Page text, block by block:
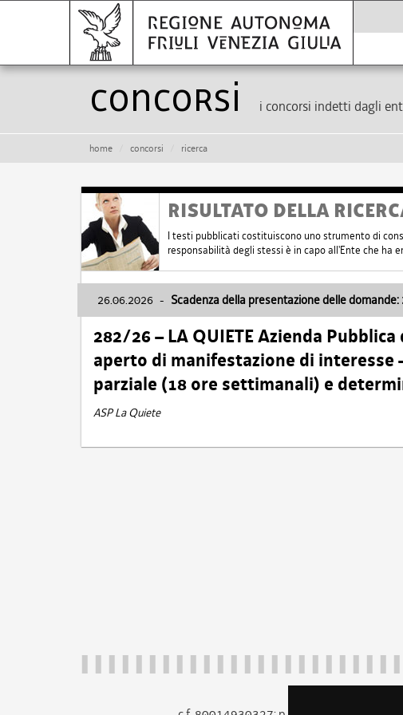
Concorsi i concorsi indetti dagli
home concorsi ricerca
RISULTATO DELLA
I testi pubblicati costituiscono uno strumento di
responsabilità degli stessi è in capo all'Ente che ha
26.06.2026 - Scadenza della presentazione delle domande:
282/26 – LA QUIETE Azienda
aperto di manifestazione di interesse
parziale (18 ore settimanali) e
ASP La Quiete